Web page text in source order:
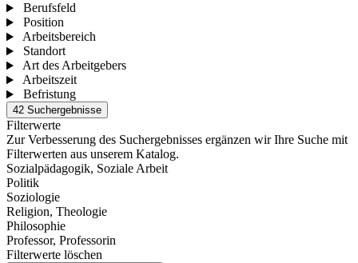
Berufsfeld
Position
Arbeitsbereich
Standort
Art des Arbeitgebers
Arbeitszeit
Befristung
42 Suchergebnisse
Filterwerte
Zur Verbesserung des Suchergebnisses ergänzen wir Ihre Suche mit
Filterwerten aus unserem Katalog.
Sozialpädagogik, Soziale Arbeit
Politik
Soziologie
Religion, Theologie
Philosophie
Professor, Professorin
Filterwerte löschen